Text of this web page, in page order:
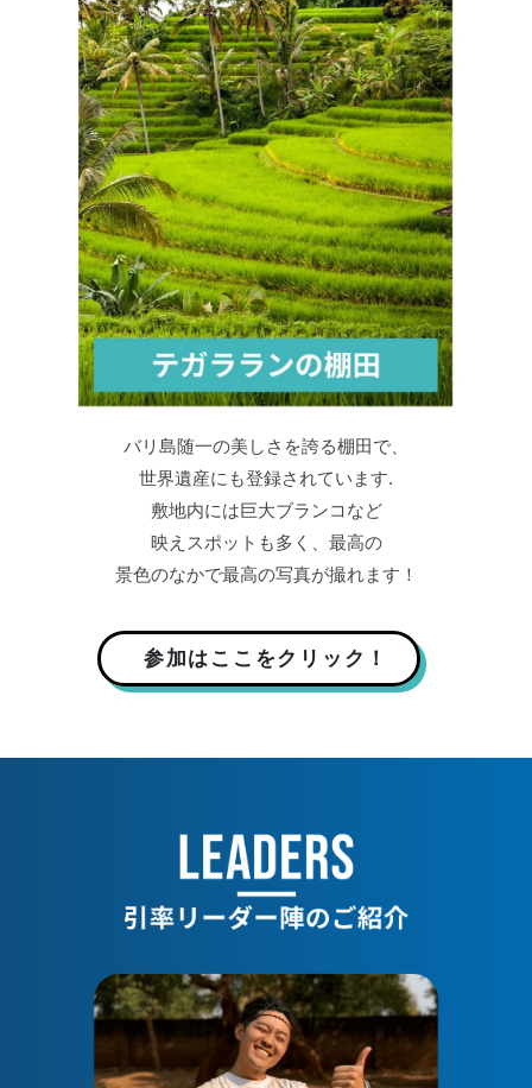
バリ島随一の美しさを誇る棚田で、
世界遺産にも登録されています.
敷地内には巨大ブランコなど
映えスポットも多く、最高の
景色のなかで最高の写真が撮れます！
参加はここをクリック！